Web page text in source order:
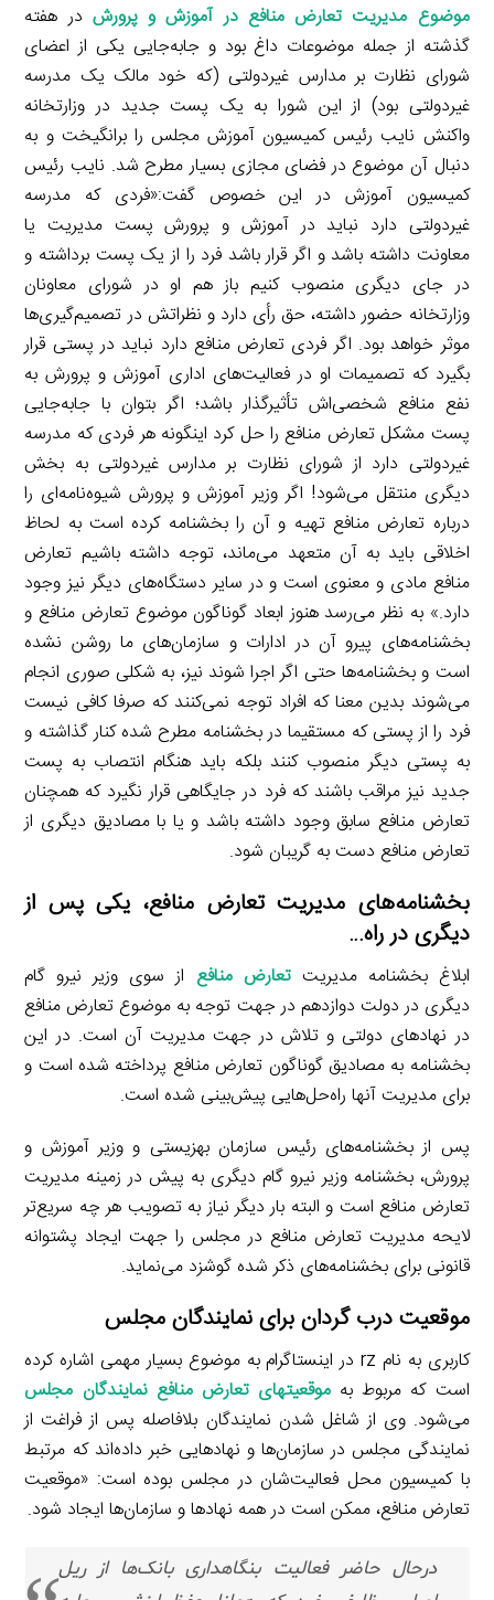
موضوع مدیریت تعارض منافع در آموزش و پرورش در هفته
گذشته از جمله موضوعات داغ بود و جابه‌جایی یکی از اعضای
شورای نظارت بر مدارس غیردولتی (که خود مالک یک مدرسه
غیردولتی بود) از این شورا به یک پست جدید در وزارتخانه
واکنش نایب رئیس کمیسیون آموزش مجلس را برانگیخت و به
دنبال آن موضوع در فضای مجازی بسیار مطرح شد. نایب رئیس
کمیسیون آموزش در این خصوص گفت:«فردی که مدرسه
غیردولتی دارد نباید در آموزش و پرورش پست مدیریت یا
معاونت داشته باشد و اگر قرار باشد فرد را از یک پست برداشته و
در جای دیگری منصوب کنیم باز هم او در شورای معاونان
وزارتخانه حضور داشته، حق رأی دارد و نظراتش در تصمیم‌گیری‌ها
موثر خواهد بود. اگر فردی تعارض منافع دارد نباید در پستی قرار
بگیرد که تصمیمات او در فعالیت‌های اداری آموزش و پرورش به
نفع منافع شخصی‌اش تأثیرگذار باشد؛ اگر بتوان با جابه‌جایی
پست مشکل تعارض منافع را حل کرد اینگونه هر فردی که مدرسه
غیردولتی دارد از شورای نظارت بر مدارس غیردولتی به بخش
دیگری منتقل می‌شود! اگر وزیر آموزش و پرورش شیوه‌نامه‌ای را
درباره تعارض منافع تهیه و آن را بخشنامه کرده است به لحاظ
اخلاقی باید به آن متعهد می‌ماند، توجه داشته باشیم تعارض
منافع مادی و معنوی است و در سایر دستگاه‌های دیگر نیز وجود
دارد.» به نظر می‌رسد هنوز ابعاد گوناگون موضوع تعارض منافع و
بخشنامه‌های پیرو آن در ادارات و سازمان‌های ما روشن نشده
است و بخشنامه‌ها حتی اگر اجرا شوند نیز، به شکلی صوری انجام
می‌شوند بدین معنا که افراد توجه نمی‌کنند که صرفا کافی نیست
فرد را از پستی که مستقیما در بخشنامه مطرح شده کنار گذاشته و
به پستی دیگر منصوب کنند بلکه باید هنگام انتصاب به پست
جدید نیز مراقب باشند که فرد در جایگاهی قرار نگیرد که همچنان
تعارض منافع سابق وجود داشته باشد و یا با مصادیق دیگری از
تعارض منافع دست به گریبان شود.
بخشنامه‌های مدیریت تعارض منافع، یکی پس از
دیگری در راه…
ابلاغ بخشنامه مدیریتتعارض منافع از سوی وزیر نیرو گام
دیگری در دولت دوازدهم در جهت توجه به موضوع تعارض منافع
در نهادهای دولتی و تلاش در جهت مدیریت آن است. در این
بخشنامه به مصادیق گوناگون تعارض منافع پرداخته شده است و
برای مدیریت آنها راه‌حل‌هایی پیش‌بینی شده است.
پس از بخشنامه‌های رئیس سازمان بهزیستی و وزیر آموزش و
پرورش، بخشنامه وزیر نیرو گام دیگری به پیش در زمینه مدیریت
تعارض منافع است و البته بار دیگر نیاز به تصویب هر چه سریع‌تر
لایحه مدیریت تعارض منافع در مجلس را جهت ایجاد پشتوانه
قانونی برای بخشنامه‌های ذکر شده گوشزد می‌نماید.
موقعیت درب گردان برای نمایندگان مجلس
کاربری به نام rz در اینستاگرام به موضوع بسیار مهمی اشاره کرده
است که مربوط به موقعیت­های تعارض منافع نمایندگان مجلس
می‌شود. وی از شاغل شدن نمایندگان بلافاصله پس از فراغت از
نمایندگی مجلس در سازمان‌ها و نهادهایی خبر داده‌اند که مرتبط
با کمیسیون محل فعالیت‌شان در مجلس بوده است: «موقعیت
تعارض منافع، ممکن است در همه نهادها و سازمان‌ها ایجاد شود.
درحال حاضر فعالیت بنگاهداری بانک‌ها از ریل